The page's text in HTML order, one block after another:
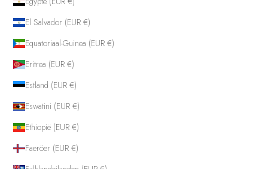
El Salvador (EUR €)
Equatoriaal-Guinea (EUR €)
Eritrea (EUR €)
Estland (EUR €)
Eswatini (EUR €)
Ethiopië (EUR €)
Faeröer (EUR €)